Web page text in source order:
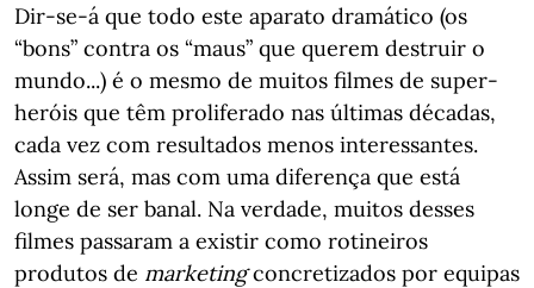
Dir-se-á que todo este aparato dramático (os
“bons” contra os “maus” que querem destruir o
mundo...) é o mesmo de muitos filmes de super-
heróis que têm proliferado nas últimas décadas,
cada vez com resultados menos interessantes.
Assim será, mas com uma diferença que está
longe de ser banal. Na verdade, muitos desses
filmes passaram a existir como rotineiros
produtos de marketingconcretizados por equipas